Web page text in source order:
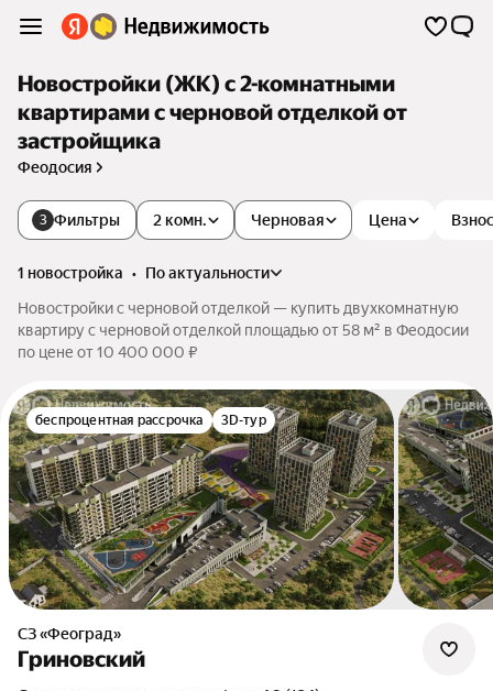
Новостройки (ЖК) с 2-комнатными
квартирами с черновой отделкой от
застройщика
Феодосия
3 Фильтры Цена
2 комн. Черновая
1 новостройка •
по актуальности
Новостройки с черновой отделкой — купить двухкомнатную
квартиру с черновой отделкой площадью от 58 м² в Феодосии
по цене от 10 400 000 ₽
беспроцентная рассрочка 3D-тур
СЗ «Феоград»
Гриновский